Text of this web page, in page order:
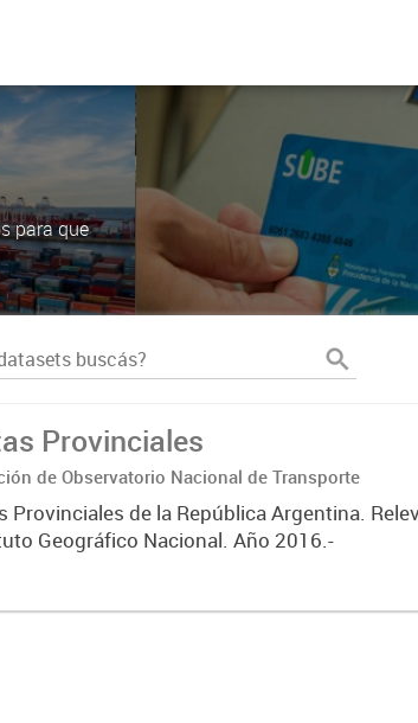
para que
Provinciales
de Observatorio Nacional de Transporte
Provinciales de la República Argentina.
Geográfico Nacional. Año 2016.-